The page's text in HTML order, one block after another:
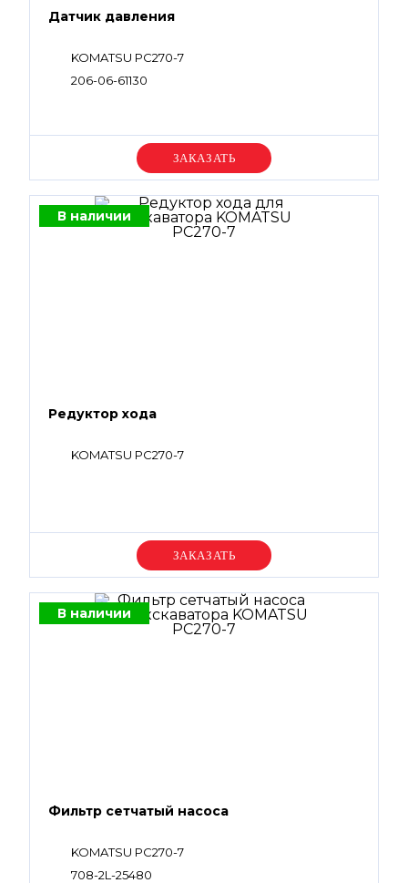
Датчик давления
KOMATSU PC270-7
206-06-61130
Уточняйте цену
В наличии
Редуктор хода
KOMATSU PC270-7
Уточняйте цену
В наличии
Фильтр сетчатый насоса
KOMATSU PC270-7
708-2L-25480